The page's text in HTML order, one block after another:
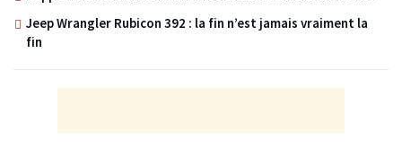
Jeep Wrangler Rubicon 392 : la fin n’est jamais vraiment la
fin